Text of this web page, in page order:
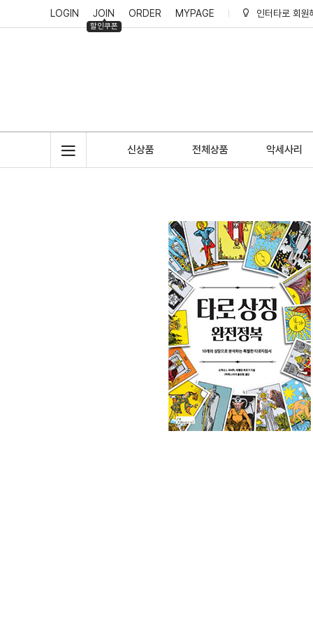
LOGIN JOIN
할인쿠폰
ORDER MYPAGE
인터타로 회원
신상품 전체상품 악세사리